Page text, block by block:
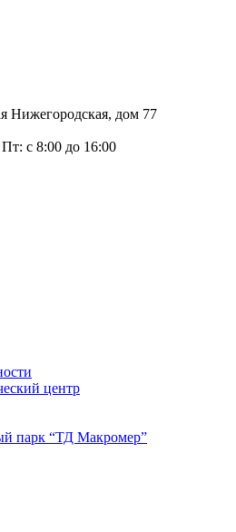
Нижегородская, дом 77
с 8:00 до 16:00
центр
парк “ТД Макромер”